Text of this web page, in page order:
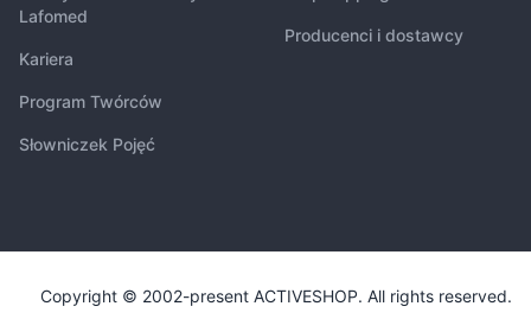
Lafomed
Kariera
Program Twórców
Słowniczek Pojęć
Producenci i dostawcy
Copyright © 2002-present ACTIVESHOP. All rights reserved.